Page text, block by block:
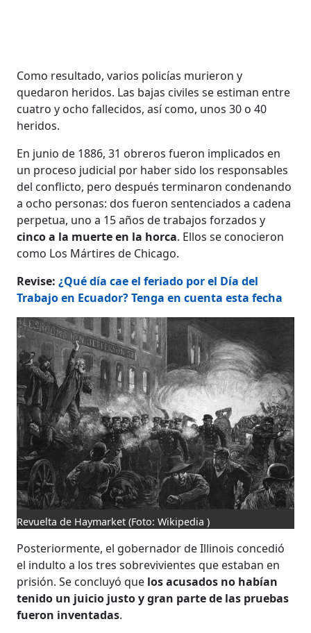
Como resultado, varios policías murieron y
quedaron heridos. Las bajas civiles se estiman entre
cuatro y ocho fallecidos, así como, unos 30 o 40
heridos.
En junio de 1886, 31 obreros fueron implicados en
un proceso judicial por haber sido los responsables
del conflicto, pero después terminaron condenando
a ocho personas: dos fueron sentenciados a cadena
perpetua, uno a 15 años de trabajos forzados y
cinco a la muerte en la horca. Ellos se conocieron
como Los Mártires de Chicago.
Revise:¿Qué día cae el feriado por el Día del
Trabajo en Ecuador? Tenga en cuenta esta fecha
Revuelta de Haymarket (Foto: Wikipedia )
Posteriormente, el gobernador de Illinois concedió
el indulto a los tres sobrevivientes que estaban en
prisión. Se concluyó que los acusados no habían
tenido un juicio justo y gran parte de las pruebas
fueron inventadas.